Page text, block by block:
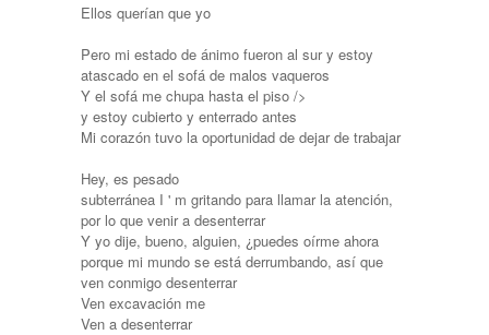
Ellos querían que yo
Pero mi estado de ánimo fueron al sur y estoy
atascado en el sofá de malos vaqueros
Y el sofá me chupa hasta el piso />
y estoy cubierto y enterrado antes
Mi corazón tuvo la oportunidad de dejar de trabajar
Hey, es pesado
subterránea I ' m gritando para llamar la atención,
por lo que venir a desenterrar
Y yo dije, bueno, alguien, ¿puedes oírme ahora
porque mi mundo se está derrumbando, así que
ven conmigo desenterrar
Ven excavación me
Ven a desenterrar